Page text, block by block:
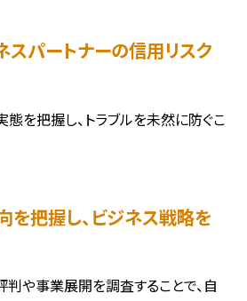
パートナーの信用リスク
を把握し、トラブルを未然に防ぐこ
把握し、ビジネス戦略を
や事業展開を調査することで、自